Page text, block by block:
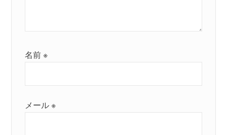
名前※
メール※